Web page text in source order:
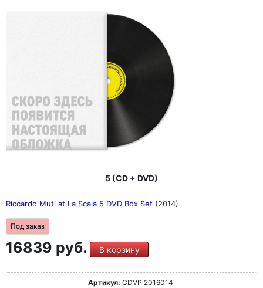
5 (CD + DVD)
Riccardo Muti at La Scala 5 DVD Box Set (2014)
Под заказ
16839 руб. В корзину
Артикул: CDVP 2016014